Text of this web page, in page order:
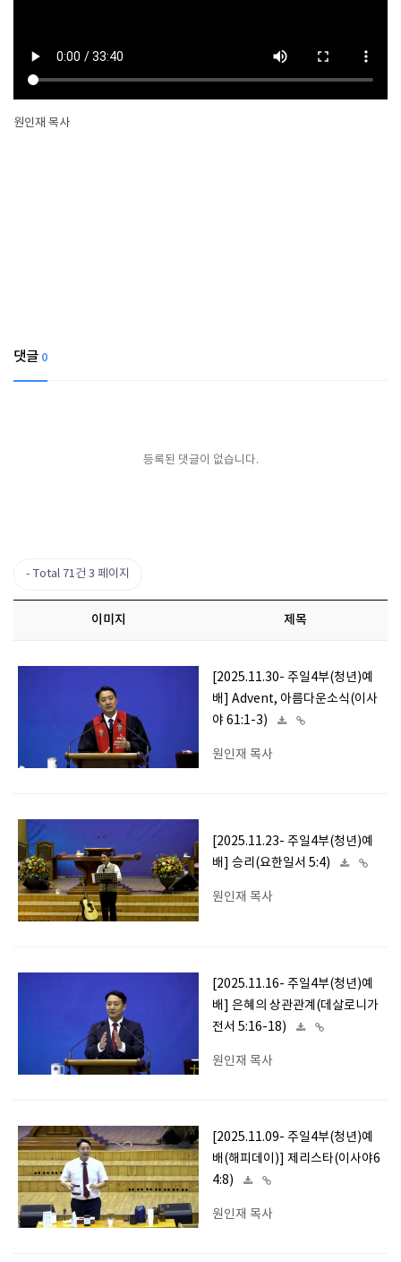
원인재 목사
댓글 0
등록된 댓글이 없습니다.
Total 71건 3 페이지
이미지 제목
[2025.11.30- 주일4부(청년)예
배] Advent, 아름다운소식(이사
야 61:1-3)
원인재 목사
[2025.11.23- 주일4부(청년)예
배] 승리(요한일서 5:4)
원인재 목사
[2025.11.16- 주일4부(청년)예
배] 은혜의 상관관계(데살로니가
전서 5:16-18)
원인재 목사
[2025.11.09- 주일4부(청년)예
배(해피데이)] 제리스타(이사야6
4:8)
원인재 목사